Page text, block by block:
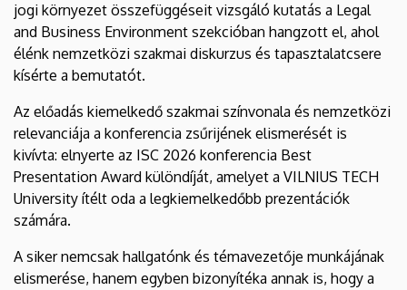
jogi környezet összefüggéseit vizsgáló kutatás a Legal
and Business Environment szekcióban hangzott el, ahol
élénk nemzetközi szakmai diskurzus és tapasztalatcsere
kísérte a bemutatót.
Az előadás kiemelkedő szakmai színvonala és nemzetközi
relevanciája a konferencia zsűrijének elismerését is
kivívta: elnyerte az ISC 2026 konferencia Best
Presentation Award különdíját, amelyet a VILNIUS TECH
University ítélt oda a legkiemelkedőbb prezentációk
számára.
A siker nemcsak hallgatónk és témavezetője munkájának
elismerése, hanem egyben bizonyítéka annak is, hogy a